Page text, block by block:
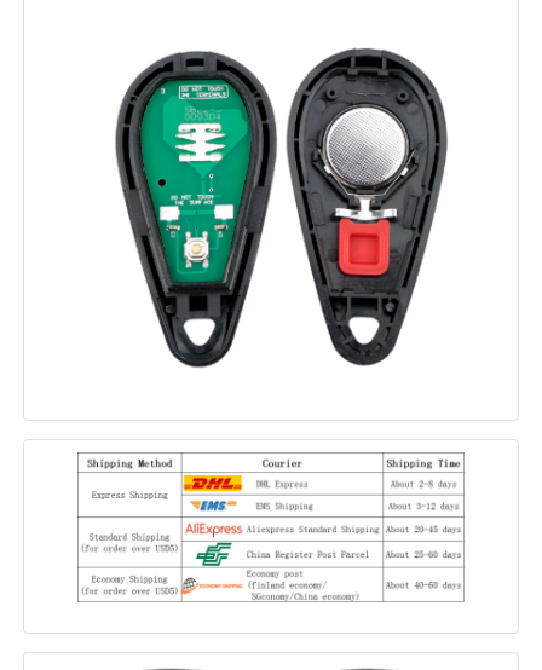
مفاتيح السيارة
قذيفة مفتاح السيارة
شفرة مفاتيح السيارة
قطعة طحن زاوية واحدة
مبرمج مفتاح السيارة
شريحة الارسال والاستقبال
آلة القفل
المفتاح الذكي